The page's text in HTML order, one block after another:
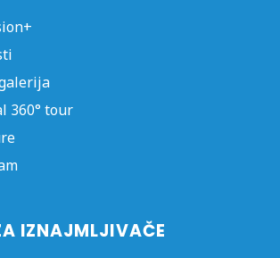
360° tour
IZNAJMLJIVAČE